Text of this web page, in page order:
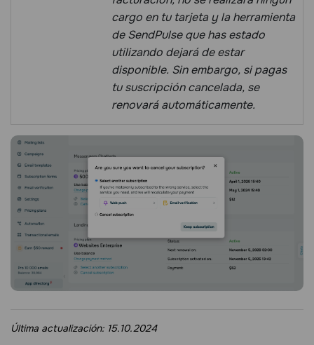
cargo en tu tarjeta y la herramienta
de SendPulse que has estado
utilizando dejará de estar
disponible. Sin embargo, si pagas
tu suscripción cancelada, se
renovará automáticamente.
Última actualización: 15.10.2024